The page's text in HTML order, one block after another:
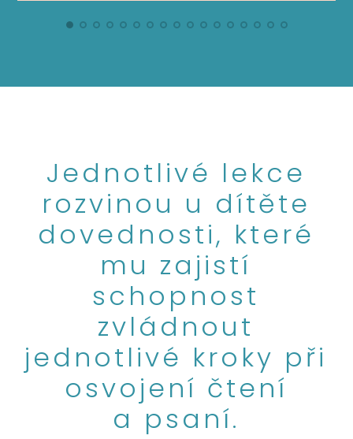
Jednotlivé lekce
rozvinou u dítěte
dovednosti, které
mu zajistí
schopnost
zvládnout
jednotlivé kroky při
osvojení čtení
a psaní.